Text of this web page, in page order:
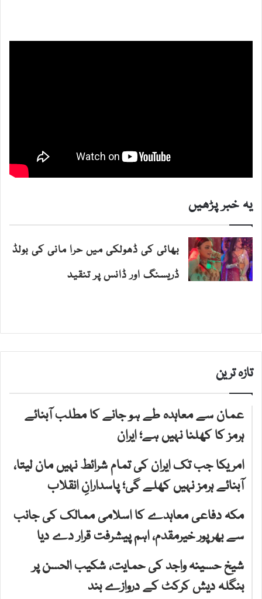
یہ خبر پڑھیں
بھائی کی ڈھولکی میں حرا مانی کی بولڈ
ڈریسنگ اور ڈانس پر تنقید
تازہ ترین
عمان سے معاہدہ طے ہو جانے کا مطلب آبنائے
ہرمز کا کھلنا نہیں ہے؛ ایران
امریکا جب تک ایران کی تمام شرائط نہیں مان لیتا،
آبنائے ہرمز نہیں کھلے گی؛ پاسدارانِ انقلاب
مکہ دفاعی معاہدے کا اسلامی ممالک کی جانب
سے بھرپور خیرمقدم، اہم پیشرفت قرار دے دیا
شیخ حسینہ واجد کی حمایت، شکیب الحسن پر
بنگلہ دیش کرکٹ کے دروازے بند